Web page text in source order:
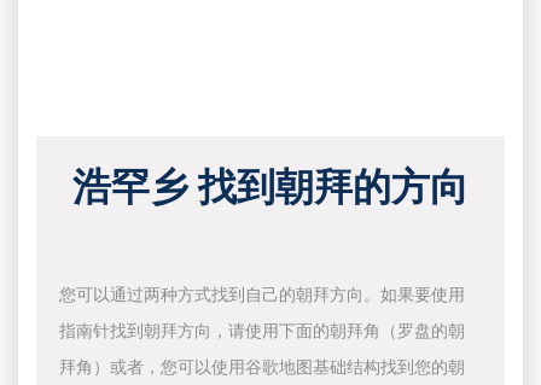
浩罕乡 找到朝拜的方向
您可以通过两种方式找到自己的朝拜方向。如果要使用
指南针找到朝拜方向，请使用下面的朝拜角（罗盘的朝
拜角）或者，您可以使用谷歌地图基础结构找到您的朝